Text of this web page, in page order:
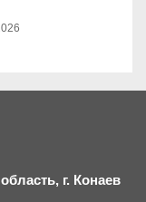
г. Конаев